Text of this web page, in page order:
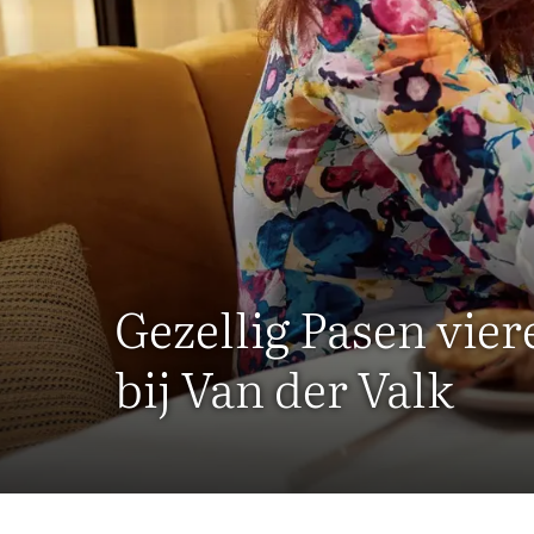
Gezellig Pasen
bij Van der Valk